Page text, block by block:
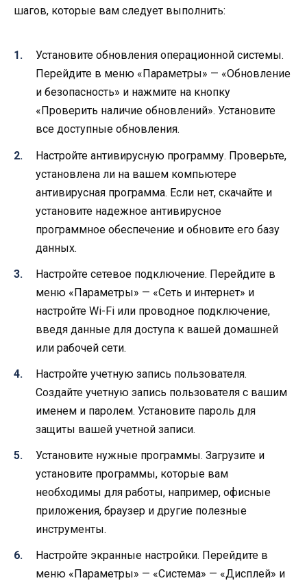
шагов, которые вам следует выполнить:
Установите обновления операционной системы.
Перейдите в меню «Параметры» — «Обновление
и безопасность» и нажмите на кнопку
«Проверить наличие обновлений». Установите
все доступные обновления.
Настройте антивирусную программу. Проверьте,
установлена ли на вашем компьютере
антивирусная программа. Если нет, скачайте и
установите надежное антивирусное
программное обеспечение и обновите его базу
данных.
Настройте сетевое подключение. Перейдите в
меню «Параметры» — «Сеть и интернет» и
настройте Wi-Fi или проводное подключение,
введя данные для доступа к вашей домашней
или рабочей сети.
Настройте учетную запись пользователя.
Создайте учетную запись пользователя с вашим
именем и паролем. Установите пароль для
защиты вашей учетной записи.
Установите нужные программы. Загрузите и
установите программы, которые вам
необходимы для работы, например, офисные
приложения, браузер и другие полезные
инструменты.
Настройте экранные настройки. Перейдите в
меню «Параметры» — «Система» — «Дисплей» и